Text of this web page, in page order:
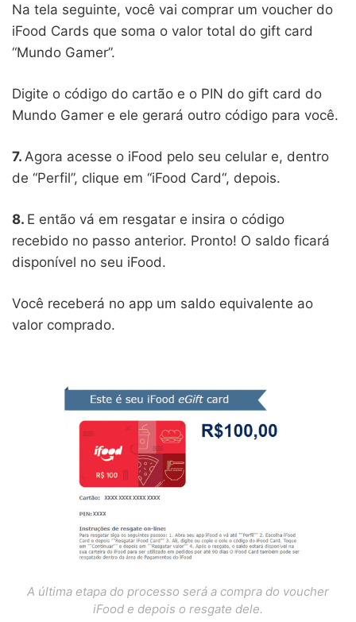
Na tela seguinte, você vai comprar um voucher do
iFood Cards que soma o valor total do gift card
“Mundo Gamer”.
Digite o código do cartão e o PIN do gift card do
Mundo Gamer e ele gerará outro código para você.
7. Agora acesse o iFood pelo seu celular e, dentro
de “Perfil”, clique em “iFood Card“, depois.
8. E então vá em resgatar e insira o código
recebido no passo anterior. Pronto! O saldo ficará
disponível no seu iFood.
Você receberá no app um saldo equivalente ao
valor comprado.
A última etapa do processo será a compra do voucher
iFood e depois o resgate dele.